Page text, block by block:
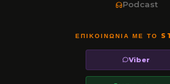
Podcast
ΕΠΙΚΟΙΝΩΝΊΑ ΜΕ ΤΟ
Viber